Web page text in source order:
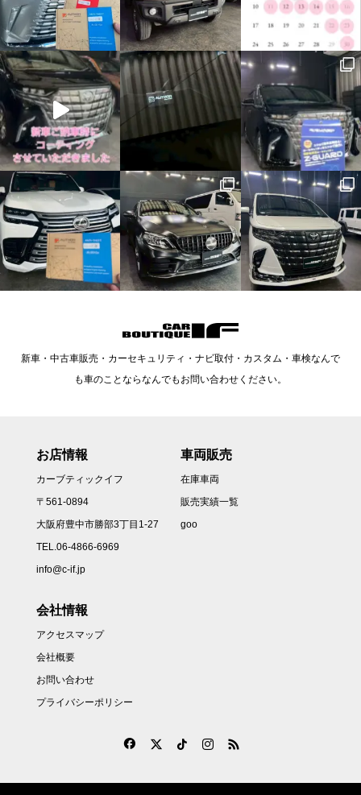
新車・中古車販売・カーセキュリティ・ナビ取付・カスタム・車検なんで
も車のことならなんでもお問い合わせください。
お店情報
カーブティックイフ
〒561-0894
大阪府豊中市勝部3丁目1-27
TEL.06-4866-6969
info@c-if.jp
車両販売
在庫車両
販売実績一覧
goo
会社情報
アクセスマップ
会社概要
お問い合わせ
プライバシーポリシー